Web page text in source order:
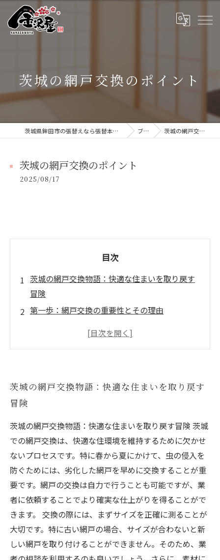
茨城の網戸交換のポイント
茨城県鉾田市の張替えなら張替本舗 金沢屋 大洗・鹿嶋店 ブログ 茨城の網戸交換のポイント
茨城の網戸交換のポイント
2025/08/17
目次
茨城の網戸交換物語：快適な住まいを取り戻す
冒険
第一歩：網戸交換の重要性とその理由
中盤：適切な網戸素材の選び方と交換のタイミ
専門家が推奨する網戸交換業者一覧
リストを公開
茨城の網戸交換物語：快適な住まいを取り戻す
冒険
茨城の網戸交換物語：快適な住まいを取り戻す冒険 茨城
での網戸交換は、快適な住環境を維持するために欠かせ
ないプロセスです。特に春から夏にかけて、虫の侵入を
防ぐためには、劣化した網戸を早めに交換することが重
要です。網戸の交換は自力で行うことも可能ですが、業
者に依頼することでより確実な仕上がりを得ることがで
きます。 交換の際には、まずサイズを正確に測ることが
大切です。特に古い網戸の場合、サイズが合わないと新
しい網戸を取り付けることができません。そのため、業